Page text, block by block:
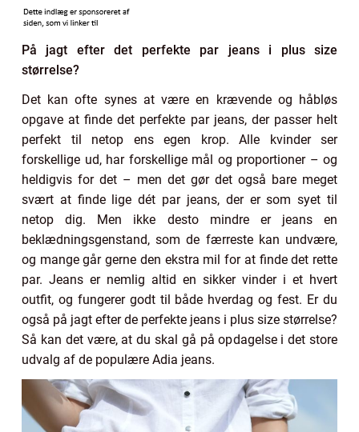
På jagt efter det perfekte par jeans i plus size
størrelse?
Det kan ofte synes at være en krævende og håbløs
opgave at finde det perfekte par jeans, der passer helt
perfekt til netop ens egen krop. Alle kvinder ser
forskellige ud, har forskellige mål og proportioner – og
heldigvis for det – men det gør det også bare meget
svært at finde lige dét par jeans, der er som syet til
netop dig. Men ikke desto mindre er jeans en
beklædningsgenstand, som de færreste kan undvære,
og mange går gerne den ekstra mil for at finde det rette
par. Jeans er nemlig altid en sikker vinder i et hvert
outfit, og fungerer godt til både hverdag og fest. Er du
også på jagt efter de perfekte jeans i plus size størrelse?
Så kan det være, at du skal gå på opdagelse i det store
udvalg af de populære Adia jeans.